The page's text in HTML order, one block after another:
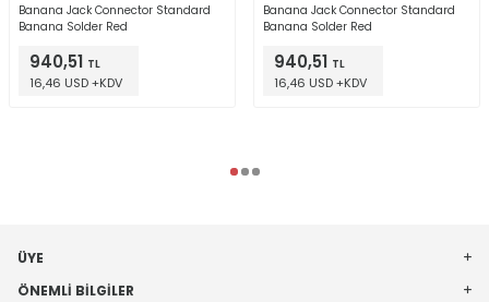
Banana Jack Connector Standard
Banana Solder Red
940,51 TL
16,46 USD +KDV
Banana Jack Connector Standard
Banana Solder Red
940,51 TL
16,46 USD +KDV
ÜYE
ÖNEMLI BILGILER